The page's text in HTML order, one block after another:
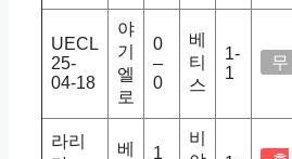
UECL
25-
04-18
야
기
엘
로
0
–
0
베
티
스
1-
1
무
라리
베
1
비